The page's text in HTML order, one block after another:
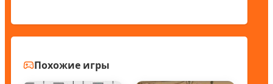
Похожие игры